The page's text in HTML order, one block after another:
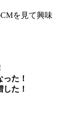
を見て興味
た！
た！